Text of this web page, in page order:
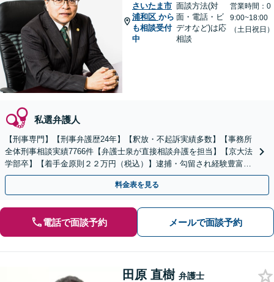
さいたま市
浦和区 から
も相談受付
中
面談方法(対
面・電話・ビ
デオなど)は応
相談
営業時間：0
9:00~18:00
（土日祝日）
私選弁護人
【刑事専門】【刑事弁護歴24年】【釈放・不起訴実績多数】【事務所
全体刑事相談実績7766件【弁護士泉が直接相談弁護を担当】【京大法
学部卒】【着手金原則２２万円（税込）】逮捕・勾留され経験豊富な
弁護士をお探しの方は弁護士泉にご相談ください。
料金表を見る
電話で面談予約 メールで面談予約
田原 直樹 弁護士